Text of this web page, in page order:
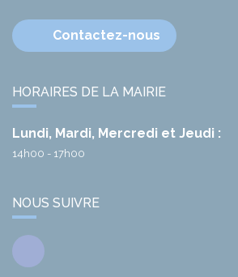
Contactez-nous
HORAIRES DE LA MAIRIE
Lundi, Mardi, Mercredi et Jeudi :
14h00 - 17h00
NOUS SUIVRE
Facebook